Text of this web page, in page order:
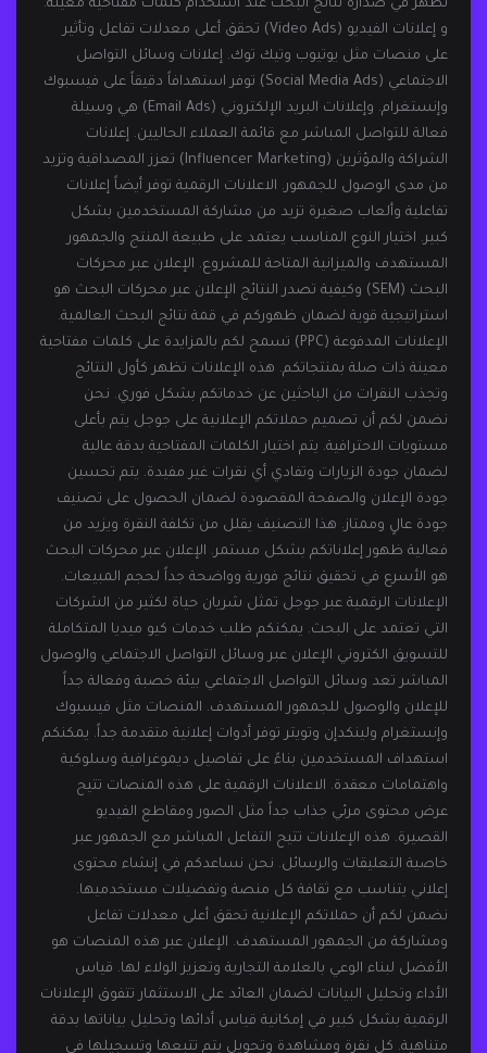
تظهر في صدارة نتائج البحث عند استخدام كلمات مفتاحية معينة.
و إعلانات الفيديو (Video Ads) تحقق أعلى معدلات تفاعل وتأثير
على منصات مثل يوتيوب وتيك توك. إعلانات وسائل التواصل
الاجتماعي (Social Media Ads) توفر استهدافاً دقيقاً على فيسبوك
وإنستغرام. وإعلانات البريد الإلكتروني (Email Ads) هي وسيلة
فعالة للتواصل المباشر مع قائمة العملاء الحاليين. إعلانات
الشراكة والمؤثرين (Influencer Marketing) تعزز المصداقية وتزيد
من مدى الوصول للجمهور. الاعلانات الرقمية توفر أيضاً إعلانات
تفاعلية وألعاب صغيرة تزيد من مشاركة المستخدمين بشكل
كبير. اختيار النوع المناسب يعتمد على طبيعة المنتج والجمهور
المستهدف والميزانية المتاحة للمشروع. الإعلان عبر محركات
البحث (SEM) وكيفية تصدر النتائج الإعلان عبر محركات البحث هو
استراتيجية قوية لضمان ظهوركم في قمة نتائج البحث العالمية.
الإعلانات المدفوعة (PPC) تسمح لكم بالمزايدة على كلمات مفتاحية
معينة ذات صلة بمنتجاتكم. هذه الإعلانات تظهر كأول النتائج
وتجذب النقرات من الباحثين عن خدماتكم بشكل فوري. نحن
نضمن لكم أن تصميم حملاتكم الإعلانية على جوجل يتم بأعلى
مستويات الاحترافية. يتم اختيار الكلمات المفتاحية بدقة عالية
لضمان جودة الزيارات وتفادي أي نقرات غير مفيدة. يتم تحسين
جودة الإعلان والصفحة المقصودة لضمان الحصول على تصنيف
جودة عالٍ وممتاز. هذا التصنيف يقلل من تكلفة النقرة ويزيد من
فعالية ظهور إعلاناتكم بشكل مستمر. الإعلان عبر محركات البحث
هو الأسرع في تحقيق نتائج فورية وواضحة جداً لحجم المبيعات.
الإعلانات الرقمية عبر جوجل تمثل شريان حياة لكثير من الشركات
التي تعتمد على البحث. يمكنكم طلب خدمات كيو ميديا المتكاملة
للتسويق الكتروني الإعلان عبر وسائل التواصل الاجتماعي والوصول
المباشر تعد وسائل التواصل الاجتماعي بيئة خصبة وفعالة جداً
للإعلان والوصول للجمهور المستهدف. المنصات مثل فيسبوك
وإنستغرام ولينكدإن وتويتر توفر أدوات إعلانية متقدمة جداً. يمكنكم
استهداف المستخدمين بناءً على تفاصيل ديموغرافية وسلوكية
واهتمامات معقدة. الاعلانات الرقمية على هذه المنصات تتيح
عرض محتوى مرئي جذاب جداً مثل الصور ومقاطع الفيديو
القصيرة. هذه الإعلانات تتيح التفاعل المباشر مع الجمهور عبر
خاصية التعليقات والرسائل. نحن نساعدكم في إنشاء محتوى
إعلاني يتناسب مع ثقافة كل منصة وتفضيلات مستخدميها.
نضمن لكم أن حملاتكم الإعلانية تحقق أعلى معدلات تفاعل
ومشاركة من الجمهور المستهدف. الإعلان عبر هذه المنصات هو
الأفضل لبناء الوعي بالعلامة التجارية وتعزيز الولاء لها. قياس
الأداء وتحليل البيانات لضمان العائد على الاستثمار تتفوق الإعلانات
الرقمية بشكل كبير في إمكانية قياس أدائها وتحليل بياناتها بدقة
متناهية. كل نقرة ومشاهدة وتحويل يتم تتبعها وتسجيلها في